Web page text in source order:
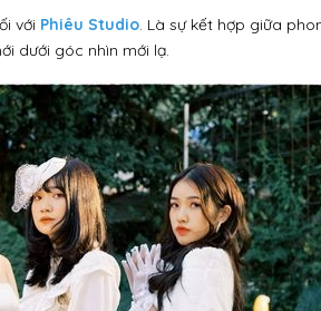
với Phiêu Studio. Là sự kết hợp giữa
dưới góc nhìn mới lạ.